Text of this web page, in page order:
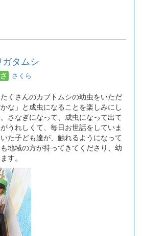
タムシ
さくら
くさんのカブトムシの幼虫をいただ
な」と成虫になることを楽しみにし
さなぎになって、成虫になって出て
うれしくて、毎日お世話をしていま
た子ども達が、触れるようになって
地域の方が持ってきてくださり、幼
す。